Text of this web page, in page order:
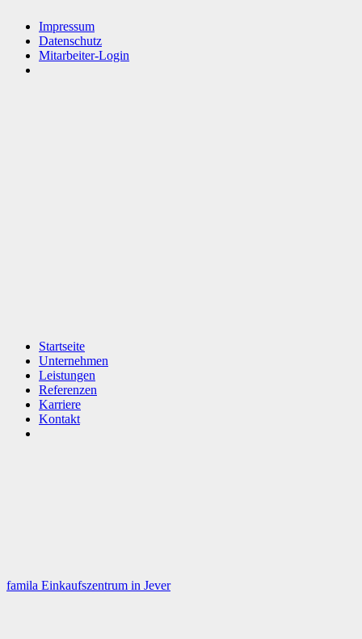
Impressum
Datenschutz
Mitarbeiter-Login
Startseite
Unternehmen
Leistungen
Referenzen
Karriere
Kontakt
famila Einkaufszentrum in Jever